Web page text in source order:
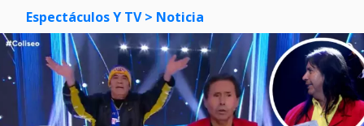
Espectáculos Y TV > Noticia